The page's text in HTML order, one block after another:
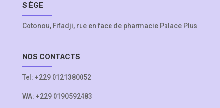
SIÈGE
Cotonou, Fifadji, rue en face de pharmacie Palace Plus
NOS CONTACTS
Tel: +229 0121380052
WA: +229 0190592483